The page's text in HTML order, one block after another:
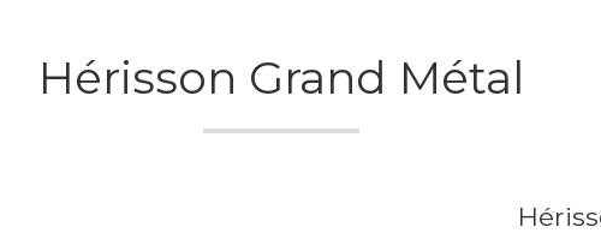
Hérisson Grand Métal